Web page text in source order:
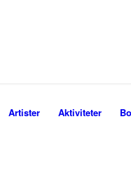
Artister Aktiviteter